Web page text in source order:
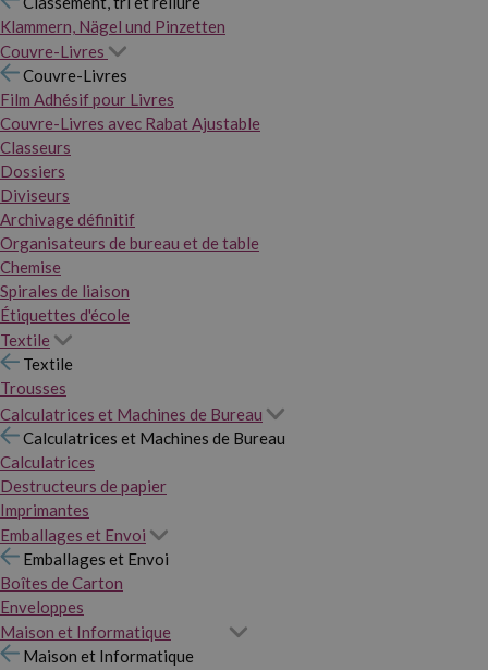
Klammern, Nägel und Pinzetten
Couvre-Livres
Couvre-Livres
Film Adhésif pour Livres
Couvre-Livres avec Rabat Ajustable
Classeurs
Dossiers
Diviseurs
Archivage définitif
Organisateurs de bureau et de table
Chemise
Spirales de liaison
Étiquettes d'école
Textile
Textile
Trousses
Calculatrices et Machines de Bureau
Calculatrices et Machines de Bureau
Calculatrices
Destructeurs de papier
Imprimantes
Emballages et Envoi
Emballages et Envoi
Boîtes de Carton
Enveloppes
Maison et Informatique
Maison et Informatique